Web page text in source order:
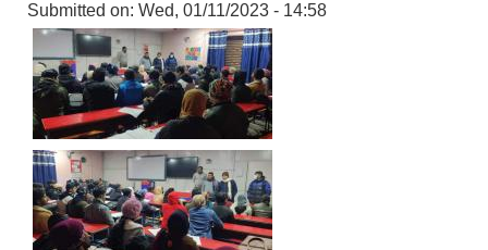
Submitted on: Wed, 01/11/2023 - 14:58